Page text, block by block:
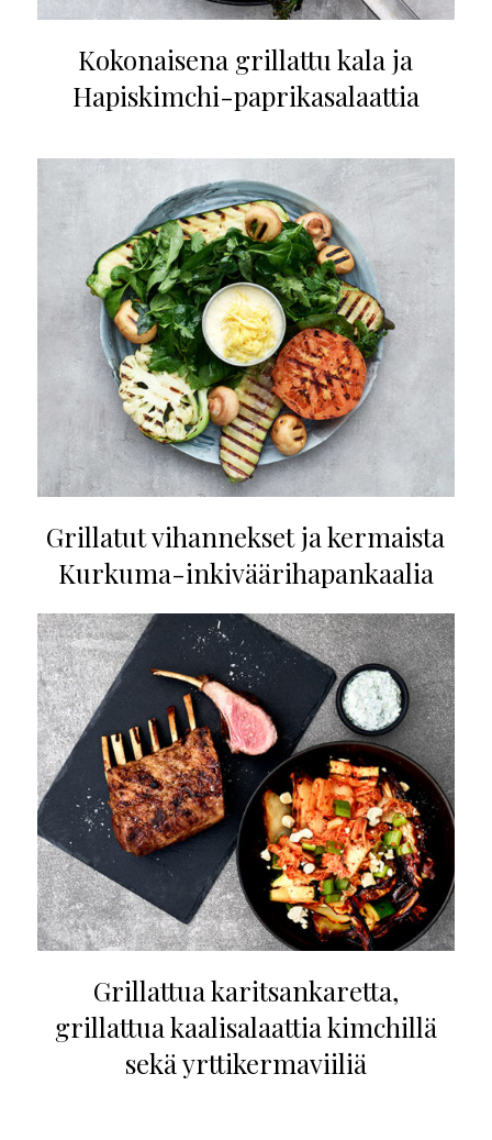
Kokonaisena grillattu kala ja
Hapiskimchi-paprikasalaattia
Grillatut vihannekset ja kermaista
Kurkuma-inkiväärihapankaalia
Grillattua karitsankaretta,
grillattua kaalisalaattia kimchillä
sekä yrttikermaviiliä